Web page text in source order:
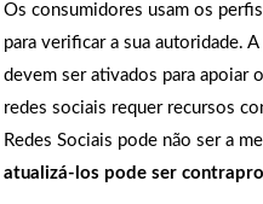
Os consumidores usam os
para verificar a sua autoridade.
devem ser ativados para apoiar
redes sociais requer recursos
Redes Sociais pode não ser a
atualizá-los pode ser